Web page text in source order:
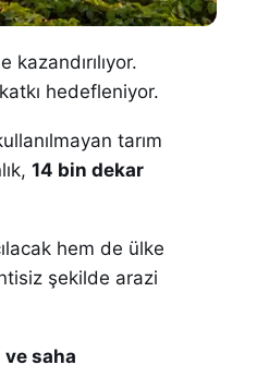
hedefleniyor.
tarım
14 bin dekar
hem de ülke
şekilde arazi
saha